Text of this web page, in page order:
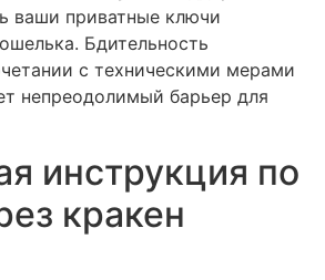
ваши приватные ключи
Бдительность
с техническими мерами
непреодолимый барьер для
инструкция по
кракен